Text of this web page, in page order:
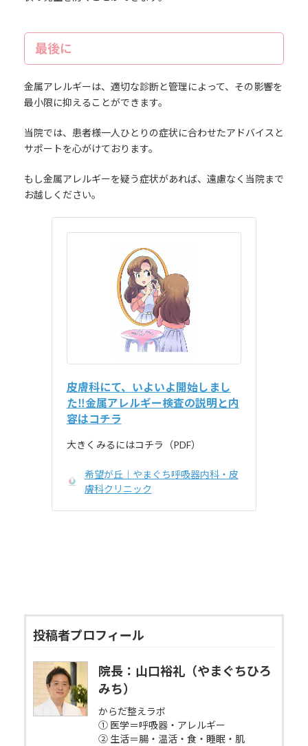
最後に
金属アレルギーは、適切な診断と管理によって、その影響を
最小限に抑えることができます。
当院では、患者様一人ひとりの症状に合わせたアドバイスと
サポートを心がけております。
もし金属アレルギーを疑う症状があれば、遠慮なく当院まで
お越しください。
皮膚科にて、いよいよ開始しまし
た‼金属アレルギー検査の説明と内
容はコチラ
大きくみるにはコチラ（PDF）
希望が丘｜やまぐち呼吸器内科・皮
膚科クリニック
投稿者プロフィール
院長：山口裕礼（やまぐちひろ
みち）
からだ整えラボ
① 医学＝呼吸器・アレルギー
② 生活＝腸・温活・食・睡眠・肌